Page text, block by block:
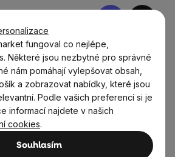
fungoval co nejlépe,
Některé jsou nezbytné pro správné
nám pomáhají vylepšovat obsah,
a zobrazovat nabídky, které jsou
Podle vašich preferencí si je
informací najdete v našich
cookies.
Souhlasím
Nákupní
výživa Tinktury BrainMax
(Wormwood)